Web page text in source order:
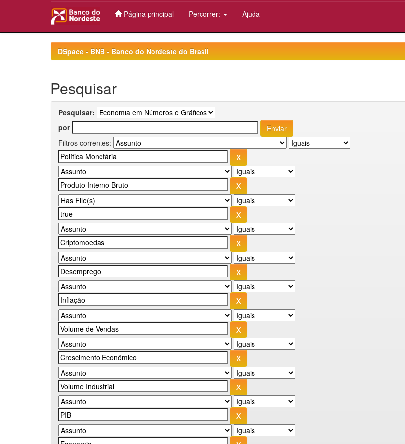
Página principal Percorrer: Ajuda
DSpace - BNB - Banco do Nordeste do Brasil
Pesquisar
Pesquisar:
por
Filtros correntes: